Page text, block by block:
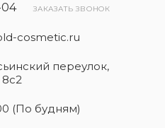
04 ЗАКАЗАТЬ ЗВОНОК
cosmetic.ru
переулок,
8с2
(По будням)